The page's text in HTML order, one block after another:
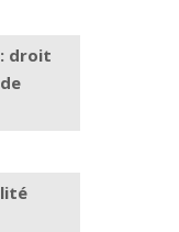
droit